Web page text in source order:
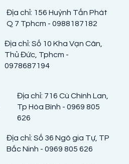
Địa chỉ: 156 Huỳnh Tấn Phát
Q 7 Tphcm - 0988187182
Địa chỉ: Số 10 Kha Vạn Cân,
Thủ Đức, Tphcm -
0978687194
Địa chỉ: 716 Cù Chính Lan,
Tp Hòa Bình - 0969 805
626
Địa chỉ: Số 36 Ngô gia Tự, TP
Bắc Ninh - 0969 805 626